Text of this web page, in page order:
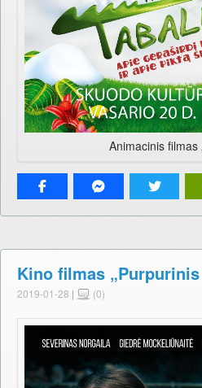
Animacinis filmas
Kino filmas
2019-01-28 | (0)